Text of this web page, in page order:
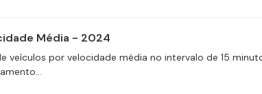
Média - 2024
por velocidade média no intervalo de 15